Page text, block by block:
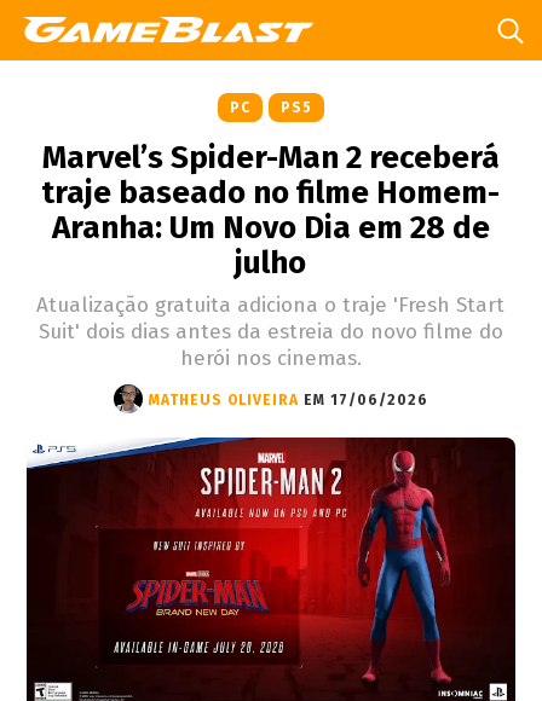
PC PS5
Marvel’s Spider-Man 2 receberá
traje baseado no filme Homem-
Aranha: Um Novo Dia em 28 de
julho
Atualização gratuita adiciona o traje 'Fresh Start
Suit' dois dias antes da estreia do novo filme do
herói nos cinemas.
MATHEUS OLIVEIRA EM 17/06/2026